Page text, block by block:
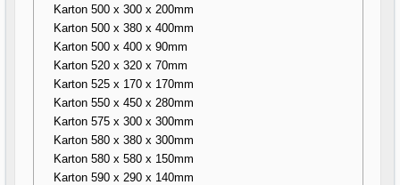
Karton 500 x 300 x 200mm
Karton 500 x 380 x 400mm
Karton 500 x 400 x 90mm
Karton 520 x 320 x 70mm
Karton 525 x 170 x 170mm
Karton 550 x 450 x 280mm
Karton 575 x 300 x 300mm
Karton 580 x 380 x 300mm
Karton 580 x 580 x 150mm
Karton 590 x 290 x 140mm